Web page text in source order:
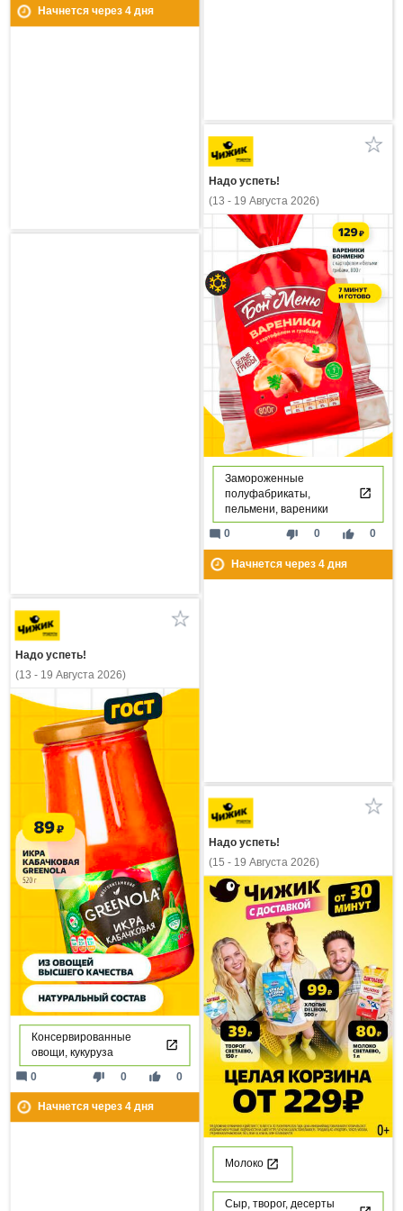
Начнется через 4дня
Надо успеть!
(13 - 19 Августа 2026)
Замороженные
полуфабрикаты,
пельмени, вареники
thumb_down 0 thumb_up 0
mode_comment 0
Начнется через 4дня
Надо успеть!
(13 - 19 Августа 2026)
Консервированные
овощи, кукуруза
thumb_down 0 thumb_up 0
mode_comment 0
Начнется через 4дня
Надо успеть!
(15 - 19 Августа 2026)
Молоко
Сыр, творог, десерты